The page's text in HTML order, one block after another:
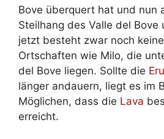
Bove überquert hat und nun
Steilhang des Valle del Bove
jetzt besteht zwar noch
Ortschaften wie Milo, die
del Bove liegen. Sollte die
länger andauern, liegt es im
Möglichen, dass die Lava
erreicht.